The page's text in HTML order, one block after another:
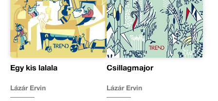
Egy kis lalala
Lázár Ervin
Csillagmajor
Lázár Ervin